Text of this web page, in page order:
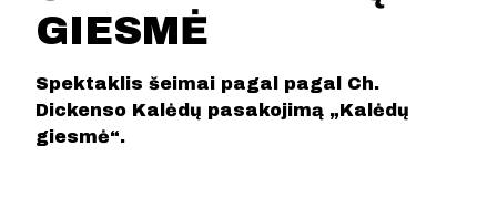
GIESMĖ
Spektaklis šeimai pagal pagal Ch.
Dickenso Kalėdų pasakojimą „Kalėdų
giesmė“.